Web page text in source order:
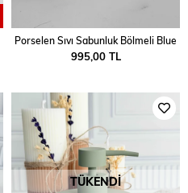
Porselen Sıvı Sabunluk Bölmeli Blue
995,00 TL
TÜKENDI